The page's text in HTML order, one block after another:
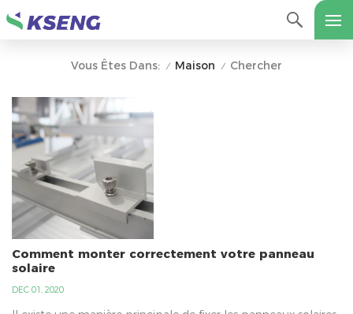
Vous Êtes Dans: / Maison / Chercher
Comment monter correctement votre panneau
solaire
DEC 01, 2020